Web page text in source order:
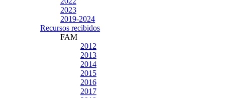
2023
2019-2024
Recursos recibidos
FAM
2012
2013
2014
2015
2016
2017